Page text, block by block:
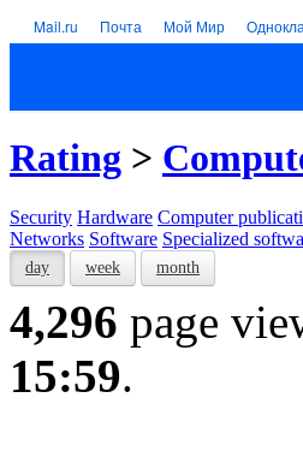
Mail.ru Почта Мой Мир
Rating >
Security Hardware Computer
Networks Software Specialized
day week month
4,296 page
15:59.